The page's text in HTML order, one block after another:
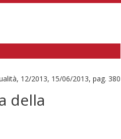
12/2013, 15/06/2013, pag. 380
della